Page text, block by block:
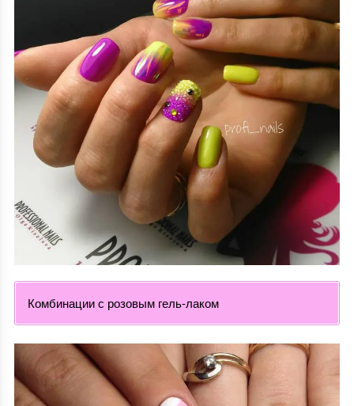
Комбинации с розовым гель-лаком